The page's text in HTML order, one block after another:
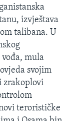
izvještava
talibana. U
mula
svojim
zrakoplovi
terorističke